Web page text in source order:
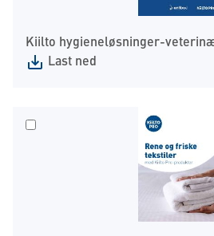
Kiilto hygieneløsninger-
Last ned